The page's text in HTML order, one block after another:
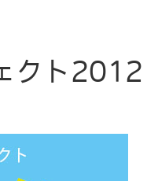
クト2012